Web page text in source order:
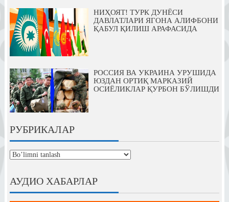
НИҲОЯТ! ТУРК ДУНЁСИ
ДАВЛАТЛАРИ ЯГОНА АЛИФБОНИ
ҚАБУЛ ҚИЛИШ АРАФАСИДА
РОССИЯ ВА УКРАИНА УРУШИДА
ЮЗДАН ОРТИҚ МАРКАЗИЙ
ОСИЁЛИКЛАР ҚУРБОН БЎЛИШДИ
РУБРИКАЛАР
рубрикалар
АУДИО ХАБАРЛАР